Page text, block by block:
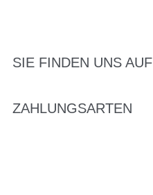
SIE FINDEN UNS AUF
ZAHLUNGSARTEN